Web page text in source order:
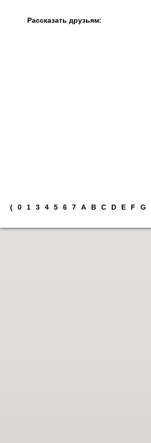
Рассказать друзьям:
( 0 1 3 4 5 6 7 A B C D E F G